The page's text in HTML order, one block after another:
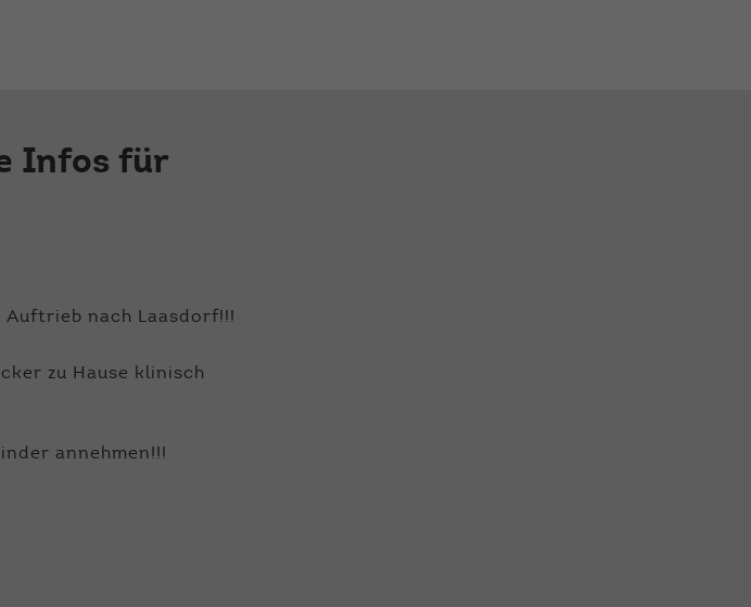
Infos für
nach Laasdorf!!!
zu Hause klinisch
annehmen!!!
Website externe Inhalte, um
anzubieten.